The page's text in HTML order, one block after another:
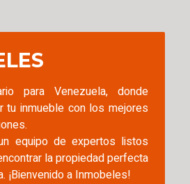
para Venezuela, donde
tu inmueble con los mejores
equipo de expertos listos
la propiedad perfecta
¡Bienvenido a Inmobeles!